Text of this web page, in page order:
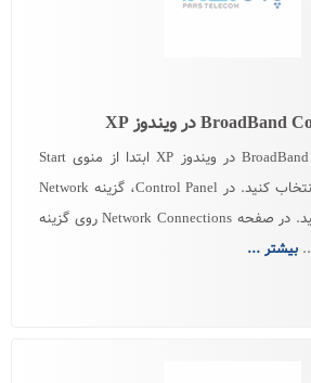
نحوه ساخت BroadBand Connection در ویندوز XP ابتدا از منوی Start
ویندوز، Control Panel را انتخاب کنید. در Control Panel، گزینه Network
Connections را انتخاب کنید. در صفحه Network Connections روی گزینه
بیشتر ...